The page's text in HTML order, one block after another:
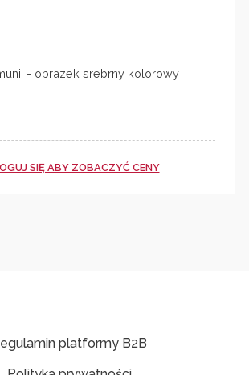
- obrazek srebrny kolorowy
SIĘ ABY ZOBACZYĆ CENY
platformy B2B